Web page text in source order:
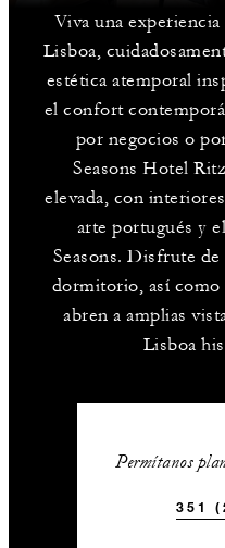
Viva una
Lisboa,
estética atemporal
el confort
por negocios o
Seasons Hotel
elevada, con
arte portugués y
Seasons. Disfrute de
dormitorio, así como
abren a amplias
Lisboa
Permítanos
351